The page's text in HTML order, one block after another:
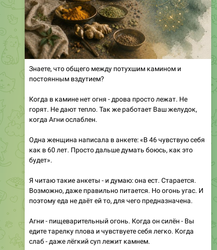
Знаете, что общего между потухшим камином и
постоянным вздутием?
Когда в камине нет огня - дрова просто лежат. Не
когда Агни ослаблен.
Одна женщина написала в анкете: «В 46 чувствую себя
будет».
Я читаю такие анкеты - и думаю: она ест. Старается.
поэтому еда не даёт ей то, для чего предназначена.
Агни - пищеварительный огонь. Когда он силён - Вы
слаб - даже лёгкий суп лежит камнем.
Вот что важно понять: дело не в том, ЧТО Вы едите.